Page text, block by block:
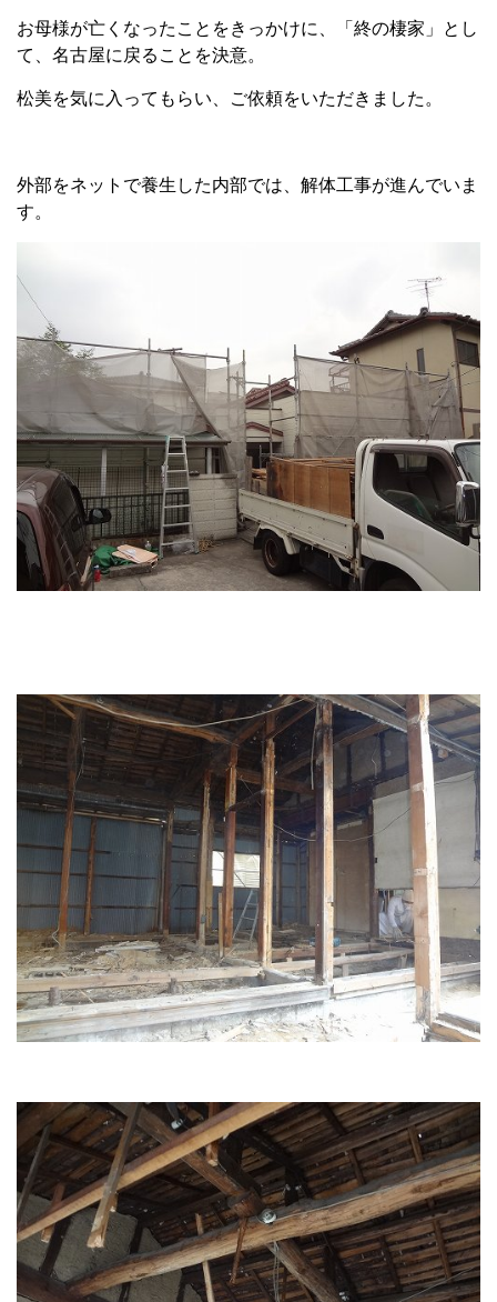
お母様が亡くなったことをきっかけに、「終の棲家」とし
て、名古屋に戻ることを決意。
松美を気に入ってもらい、ご依頼をいただきました。
外部をネットで養生した内部では、解体工事が進んでいま
す。